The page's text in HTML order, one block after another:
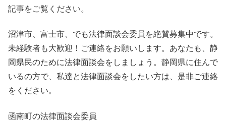
記事をご覧ください。
沼津市、富士市、でも法律面談会委員を絶賛募集中です。
未経験者も大歓迎！ご連絡をお願いします。あなたも、静
岡県民のために法律面談会をしましょう。静岡県に住んで
いるの方で、私達と法律面談会をしたい方は、是非ご連絡
をください。
函南町の法律面談会委員